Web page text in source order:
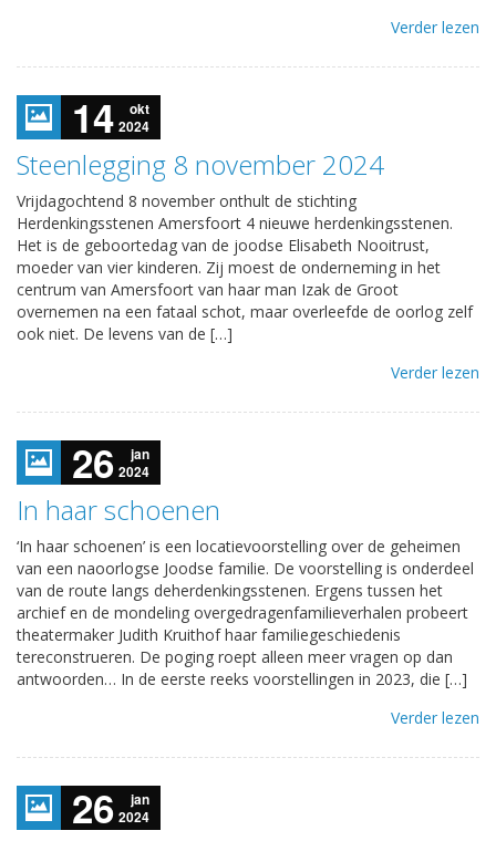
Verder lezen
14
okt
2024
Steenlegging 8 november 2024
Vrijdagochtend 8 november onthult de stichting
Herdenkingsstenen Amersfoort 4 nieuwe herdenkingsstenen.
Het is de geboortedag van de joodse Elisabeth Nooitrust,
moeder van vier kinderen. Zij moest de onderneming in het
centrum van Amersfoort van haar man Izak de Groot
overnemen na een fataal schot, maar overleefde de oorlog zelf
ook niet. De levens van de […]
Verder lezen
26
jan
2024
In haar schoenen
‘In haar schoenen’ is een locatievoorstelling over de geheimen
van een naoorlogse Joodse familie. De voorstelling is onderdeel
van de route langs deherdenkingsstenen. Ergens tussen het
archief en de mondeling overgedragenfamilieverhalen probeert
theatermaker Judith Kruithof haar familiegeschiedenis
tereconstrueren. De poging roept alleen meer vragen op dan
antwoorden… In de eerste reeks voorstellingen in 2023, die […]
Verder lezen
26
jan
2024